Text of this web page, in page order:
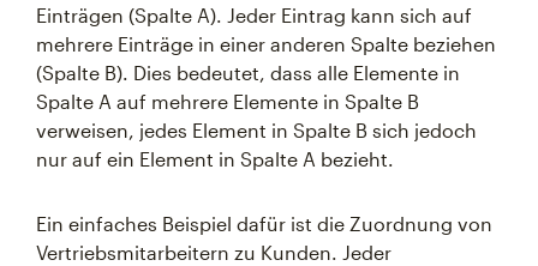
Einträgen (Spalte A). Jeder Eintrag kann sich auf
mehrere Einträge in einer anderen Spalte beziehen
(Spalte B). Dies bedeutet, dass alle Elemente in
Spalte A auf mehrere Elemente in Spalte B
verweisen, jedes Element in Spalte B sich jedoch
nur auf ein Element in Spalte A bezieht.
Ein einfaches Beispiel dafür ist die Zuordnung von
Vertriebsmitarbeitern zu Kunden. Jeder